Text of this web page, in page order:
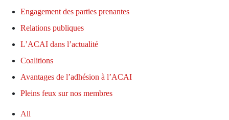
Engagement des parties prenantes
Relations publiques
L’ACAI dans l’actualité
Coalitions
Avantages de l’adhésion à l’ACAI
Pleins feux sur nos membres
All